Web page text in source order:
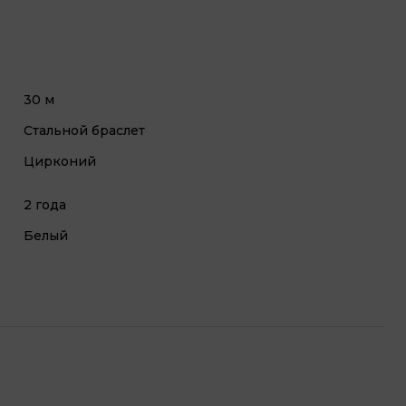
30 м
Стальной браслет
Цирконий
2 года
Белый